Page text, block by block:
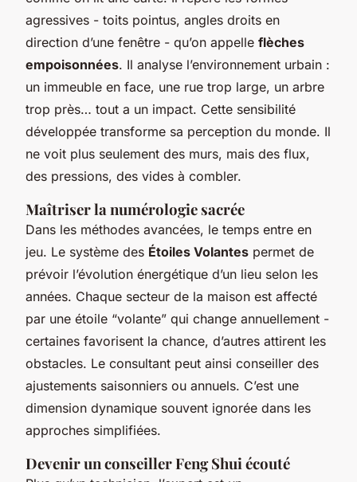
agressives - toits pointus, angles droits en
direction d’une fenêtre - qu’on appelle flèches
empoisonnées. Il analyse l’environnement urbain :
un immeuble en face, une rue trop large, un arbre
trop près… tout a un impact. Cette sensibilité
développée transforme sa perception du monde. Il
ne voit plus seulement des murs, mais des flux,
des pressions, des vides à combler.
Maîtriser la numérologie sacrée
Dans les méthodes avancées, le temps entre en
jeu. Le système des Étoiles Volantes permet de
prévoir l’évolution énergétique d’un lieu selon les
années. Chaque secteur de la maison est affecté
par une étoile “volante” qui change annuellement -
certaines favorisent la chance, d’autres attirent les
obstacles. Le consultant peut ainsi conseiller des
ajustements saisonniers ou annuels. C’est une
dimension dynamique souvent ignorée dans les
approches simplifiées.
Devenir un conseiller Feng Shui écouté